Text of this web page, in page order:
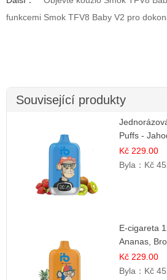
funkcemi Smok TFV8 Baby V2 pro
Související produkty
Puffs -
Kč 229.00
Byla： Kč
E-cigareta
Ananas,
směs
Kč 229.00
Byla： Kč